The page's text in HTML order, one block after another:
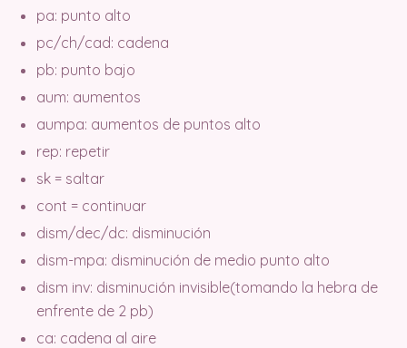
pa: punto alto
pc/ch/cad: cadena
pb: punto bajo
aum: aumentos
aumpa: aumentos de puntos alto
rep: repetir
sk = saltar
cont = continuar
dism/dec/dc: disminución
dism-mpa: disminución de medio punto alto
dism inv: disminución invisible(tomando la hebra de
enfrente de 2 pb)
ca: cadena al aire